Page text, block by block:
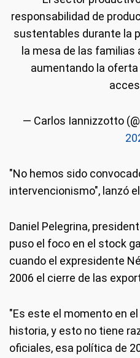
responsabilidad de
sustentables durante la
la mesa de las
aumentando la
— Carlos Iannizzotto
"No hemos sido
intervencionismo", lanzó
Daniel Pelegrina,
puso el foco en el stock
cuando el expresidente
2006 el cierre de las
"Es este el momento en
historia, y esto no tiene
oficiales, esa política de